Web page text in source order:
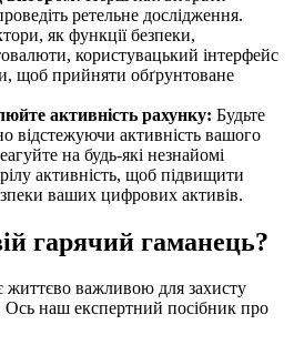
ретельне дослідження.
як функції безпеки,
користувацький інтерфейс
щоб прийняти обґрунтоване
активність рахунку: Будьте
відстежуючи активність вашого
на будь-які незнайомі
активність, щоб підвищити
ваших цифрових активів.
гарячий гаманець?
життєво важливою для захисту
наш експертний посібник про